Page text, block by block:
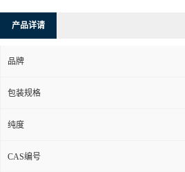
产品详请
品牌
包装规格
纯度
CAS编号